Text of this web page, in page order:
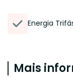
Energia
Mais